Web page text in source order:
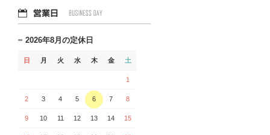
2026年8月の定休日
日 月 火 水 木 金 土
1
2 3 4 5 6 7 8
9 10 11 12 13 14 15